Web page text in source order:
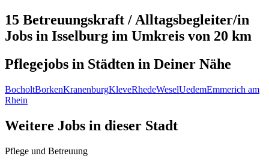
15 Betreuungskraft / Alltagsbegleiter/in
Jobs in Isselburg im Umkreis von 20 km
Pflegejobs in Städten in Deiner Nähe
BocholtBorkenKranenburgKleveRhedeWeselUedemEmmerich am
Rhein
Weitere Jobs in dieser Stadt
Pflege und Betreuung